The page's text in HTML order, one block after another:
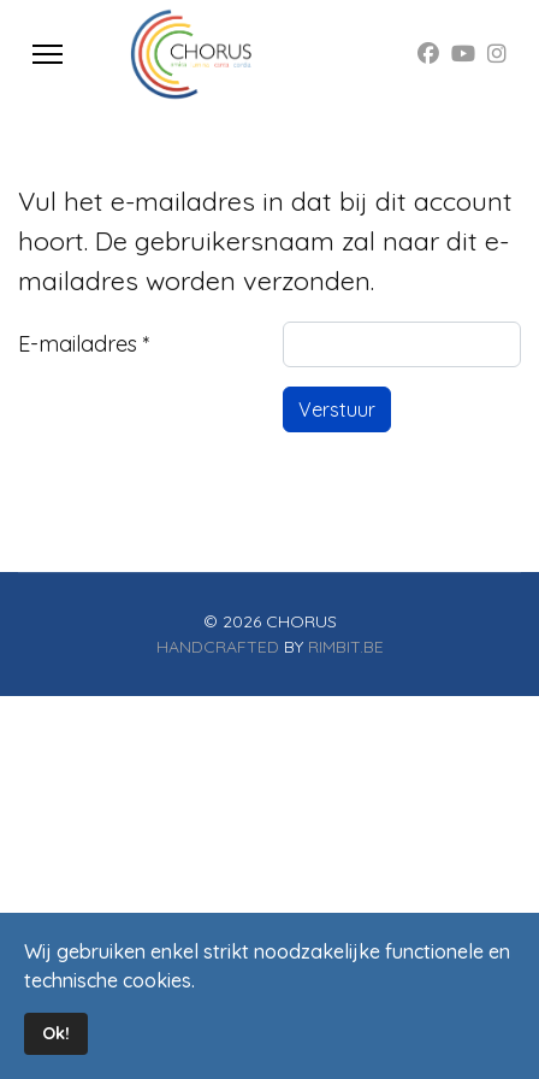
Vul het e-mailadres in dat bij dit account
hoort. De gebruikersnaam zal naar dit e-
mailadres worden verzonden.
E-mailadres *
Verstuur
© 2026 CHORUS
HANDCRAFTED BY RIMBIT.BE
Wij gebruiken enkel strikt noodzakelijke functionele en
technische cookies.
Ok!